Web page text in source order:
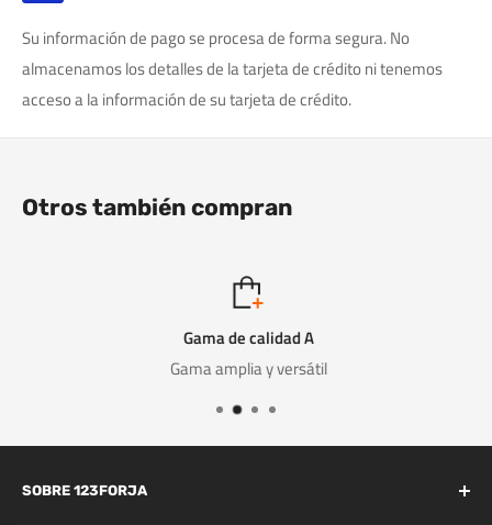
Su información de pago se procesa de forma segura. No
almacenamos los detalles de la tarjeta de crédito ni tenemos
acceso a la información de su tarjeta de crédito.
Otros también compran
Gama de calidad A
Gama amplia y versátil
SOBRE 123FORJA